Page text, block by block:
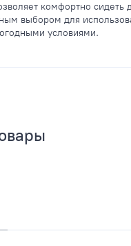
комфортно
выбором для
условиями.